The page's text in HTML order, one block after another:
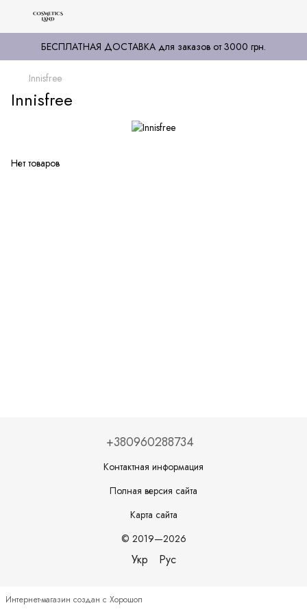
БЕСПЛАТНАЯ ДОСТАВКА для заказов от 3000 грн.
Innisfree
Innisfree
Нет товаров
+380960288734
Контактная информация
Полная версия сайта
Карта сайта
© 2019—2026
Укр Рус
Интернет-магазин создан с Хорошоп